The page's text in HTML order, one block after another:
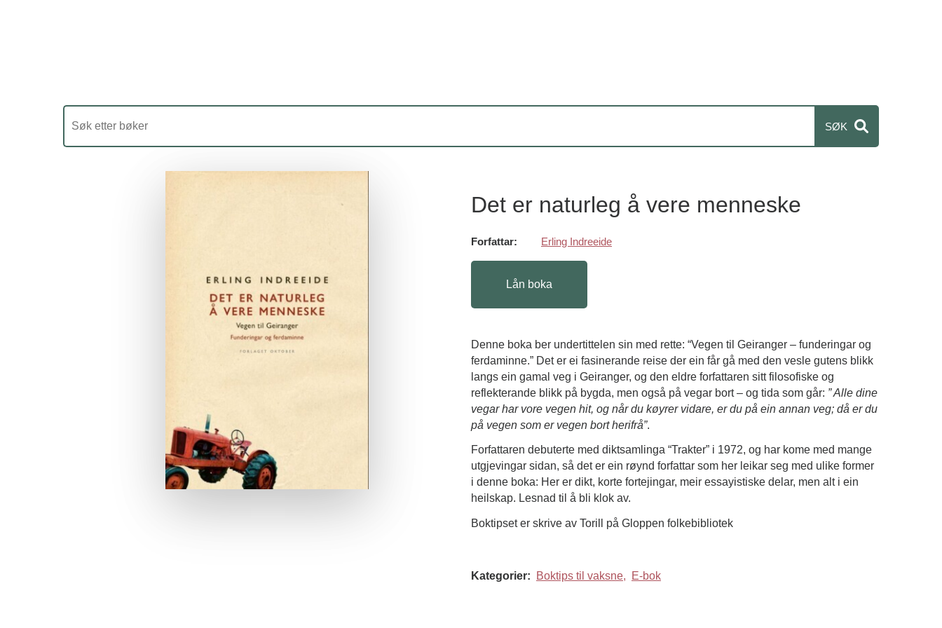
Det er naturleg å vere menneske
Forfattar: Erling Indreeide
Lån boka
Denne boka ber undertittelen sin med rette: “Vegen til Geiranger – funderingar og
ferdaminne.” Det er ei fasinerande reise der ein får gå med den vesle gutens blikk
langs ein gamal veg i Geiranger, og den eldre forfattaren sitt filosofiske og
reflekterande blikk på bygda, men også på vegar bort – og tida som går: ” Alle dine
vegar har vore vegen hit, og når du køyrer vidare, er du på ein annan veg; då er du
på vegen som er vegen bort herifrå”.
Forfattaren debuterte med diktsamlinga “Trakter” i 1972, og har kome med mange
utgjevingar sidan, så det er ein røynd forfattar som her leikar seg med ulike former
i denne boka: Her er dikt, korte fortejingar, meir essayistiske delar, men alt i ein
heilskap. Lesnad til å bli klok av.
Boktipset er skrive av Torill på Gloppen folkebibliotek
Kategorier: Boktips til vaksne, E-bok